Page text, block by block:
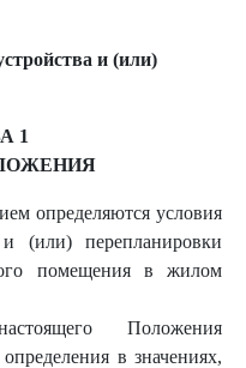
и (или)
1
определяются условия
(или) перепланировки
помещения в жилом
Положения
в значениях,